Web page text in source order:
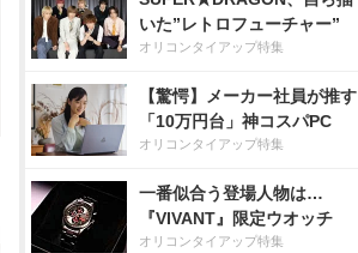
いた”レトロフューチャー”
オリコンタイアップ特集
【驚愕】メーカー社員が推す
「10万円台」神コスパPC
オリコンタイアップ特集
一番似合う登場人物は…
『VIVANT』限定ウオッチ
オリコンタイアップ特集